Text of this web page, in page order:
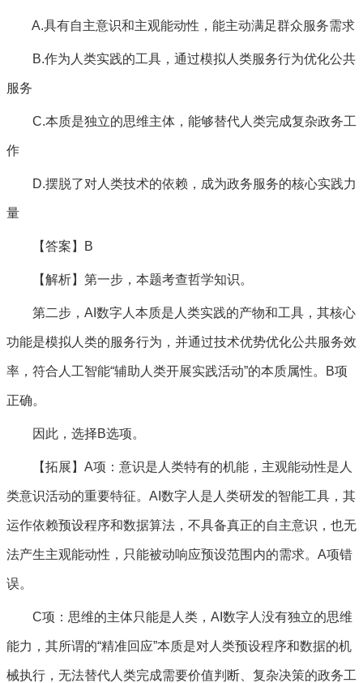
A.具有自主意识和主观能动性，能主动满足群众服务需求
B.作为人类实践的工具，通过模拟人类服务行为优化公共
服务
C.本质是独立的思维主体，能够替代人类完成复杂政务工
作
D.摆脱了对人类技术的依赖，成为政务服务的核心实践力
量
【答案】B
【解析】第一步，本题考查哲学知识。
第二步，AI数字人本质是人类实践的产物和工具，其核心
功能是模拟人类的服务行为，并通过技术优势优化公共服务效
率，符合人工智能“辅助人类开展实践活动”的本质属性。B项
正确。
因此，选择B选项。
【拓展】A项：意识是人类特有的机能，主观能动性是人
类意识活动的重要特征。AI数字人是人类研发的智能工具，其
运作依赖预设程序和数据算法，不具备真正的自主意识，也无
法产生主观能动性，只能被动响应预设范围内的需求。A项错
误。
C项：思维的主体只能是人类，AI数字人没有独立的思维
能力，其所谓的“精准回应”本质是对人类预设程序和数据的机
械执行，无法替代人类完成需要价值判断、复杂决策的政务工